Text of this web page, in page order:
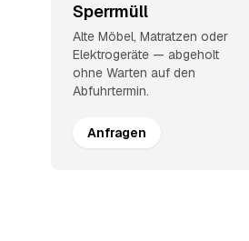
Sperrmüll
Alte Möbel, Matratzen oder
Elektrogeräte — abgeholt
ohne Warten auf den
Abfuhrtermin.
Anfragen